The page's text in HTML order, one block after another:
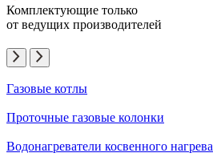
Комплектующие только
от ведущих производителей
Газовые котлы
Проточные газовые колонки
Водонагреватели косвенного нагрева